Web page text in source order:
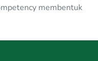
membentuk